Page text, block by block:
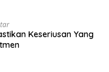
Keseriusan Yang